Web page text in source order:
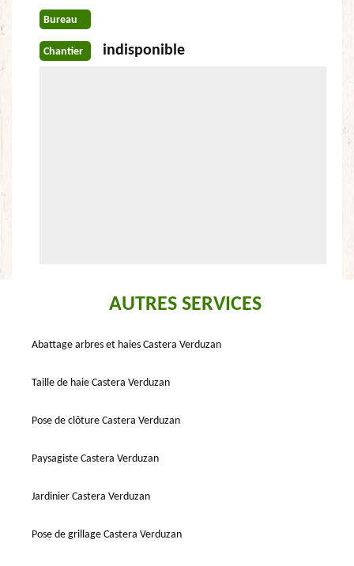
Bureau
Chantier indisponible
AUTRES SERVICES
Abattage arbres et haies Castera Verduzan
Taille de haie Castera Verduzan
Pose de clôture Castera Verduzan
Paysagiste Castera Verduzan
Jardinier Castera Verduzan
Pose de grillage Castera Verduzan